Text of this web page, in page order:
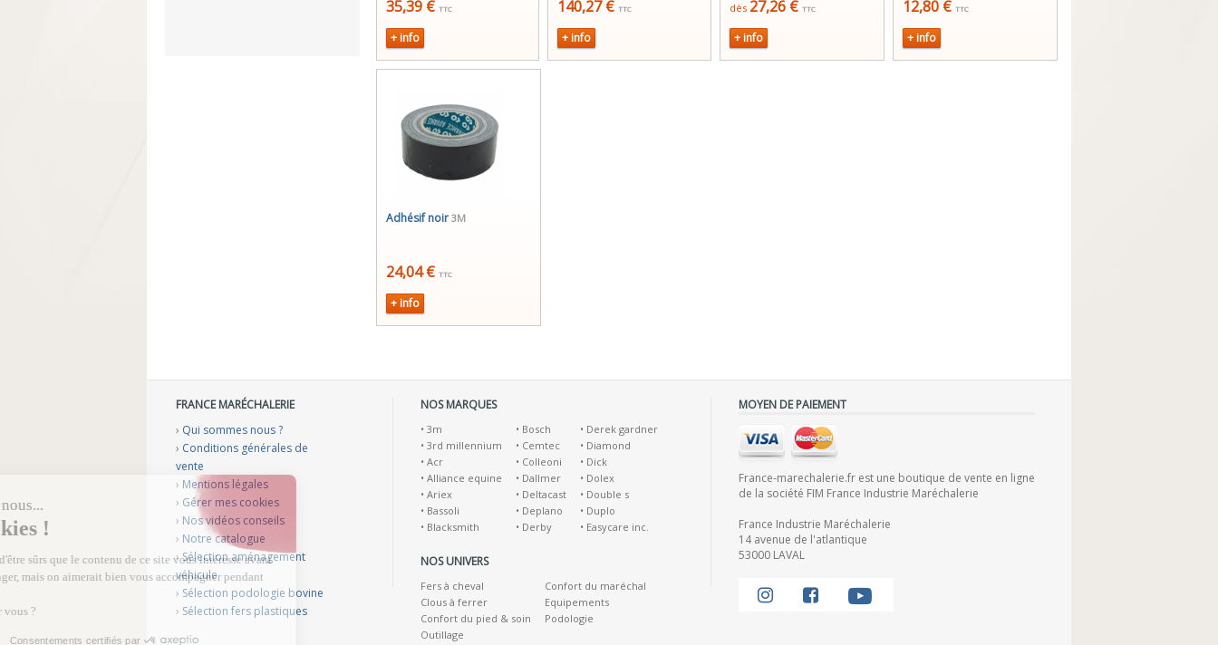
35,39 € TTC
+ info
140,27 € TTC
+ info
dès 27,26 € TTC
+ info
12,80 € TTC
+ info
Adhésif noir 3M
24,04 € TTC
+ info
FRANCE MARÉCHALERIE
› Qui sommes nous ?
› Conditions générales de
vente
› Mentions légales
› Gérer mes cookies
› Nos vidéos conseils
› Notre catalogue
›Sélection aménagement
véhicule
› Sélection podologie bovine
› Sélection fers plastiques
NOS MARQUES
• 3m
• 3rd millennium
• Acr
• Alliance equine
• Ariex
• Bassoli
• Blacksmith
• Bosch
• Cemtec
• Colleoni
• Dallmer
• Deltacast
• Deplano
• Derby
• Derek gardner
• Diamond
• Dick
• Dolex
• Double s
• Duplo
• Easycare inc.
NOS UNIVERS
Fers à cheval
Clous à ferrer
Confort du pied & soin
Outillage
Confort du maréchal
Equipements
Podologie
MOYEN DE PAIEMENT
France-marechalerie.fr est une boutique de vente en ligne
de la société FIM France Industrie Maréchalerie
France Industrie Maréchalerie
14 avenue de l'atlantique
53000 LAVAL